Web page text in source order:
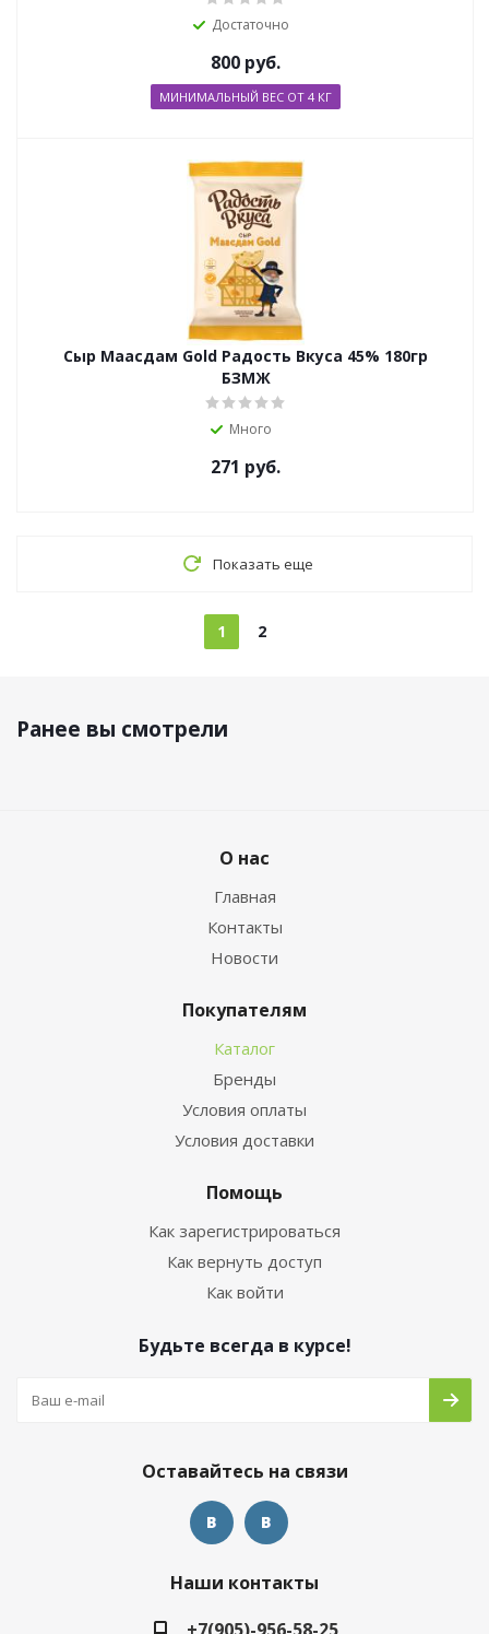
Достаточно
800 руб.
МИНИМАЛЬНЫЙ ВЕС ОТ 4 КГ
Сыр Маасдам Gold Радость Вкуса 45% 180гр
БЗМЖ
Много
271 руб.
Показать еще
1 2
Ранее вы смотрели
О нас
Главная
Контакты
Новости
Покупателям
Каталог
Бренды
Условия оплаты
Условия доставки
Помощь
Как зарегистрироваться
Как вернуть доступ
Как войти
Будьте всегда в курсе!
Оставайтесь на связи
Наши контакты